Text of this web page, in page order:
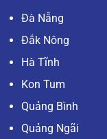
Đà Nẵng
Đắk Nông
Hà Tĩnh
Kon Tum
Quảng Bình
Quảng Ngãi